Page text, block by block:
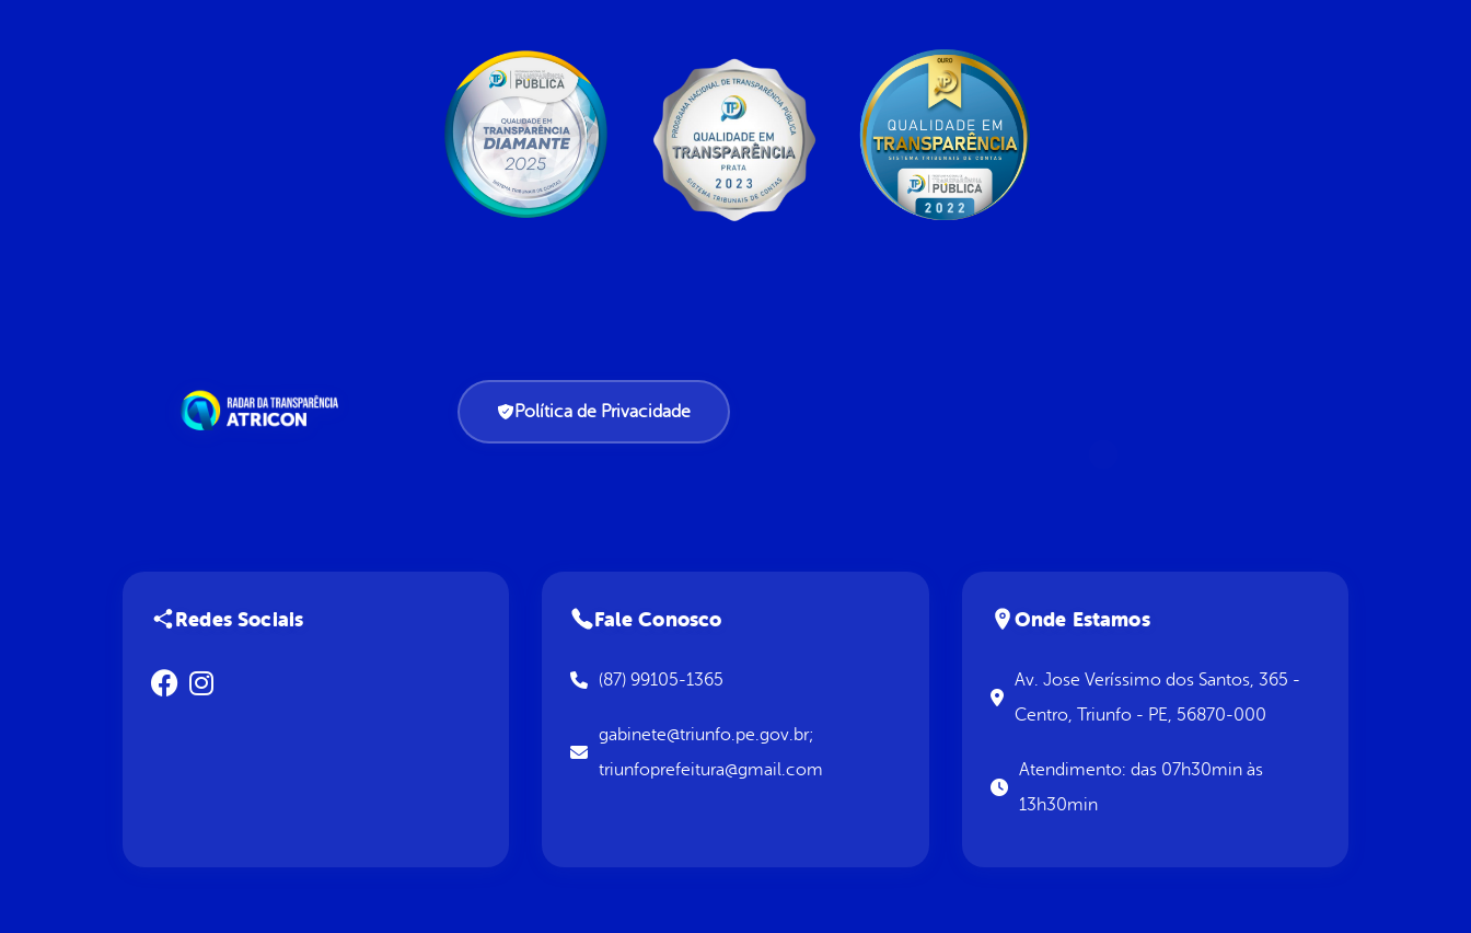
Política de Privacidade
Redes Sociais Fale Conosco
(87) 99105-1365
gabinete@triunfo.pe.gov.br;
triunfoprefeitura@gmail.com
Onde Estamos
Av. Jose Veríssimo dos Santos, 365 -
Centro, Triunfo - PE, 56870-000
Atendimento: das 07h30min às
13h30min